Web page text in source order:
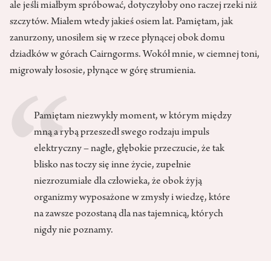
ale jeśli miałbym spróbować, dotyczyłoby ono raczej rzeki niż
szczytów. Miałem wtedy jakieś osiem lat. Pamiętam, jak
zanurzony, unosiłem się w rzece płynącej obok domu
dziadków w górach Cairngorms. Wokół mnie, w ciemnej toni,
migrowały łososie, płynące w górę strumienia.
Pamiętam niezwykły moment, w którym między
mną a rybą przeszedł swego rodzaju impuls
elektryczny – nagłe, głębokie przeczucie, że tak
blisko nas toczy się inne życie, zupełnie
niezrozumiałe dla człowieka, że obok żyją
organizmy wyposażone w zmysły i wiedzę, które
na zawsze pozostaną dla nas tajemnicą, których
nigdy nie poznamy.